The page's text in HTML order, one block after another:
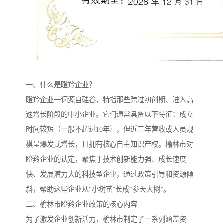
一、什么是瞪羚企业？
瞪羚企业一词源自硅谷，特指那些跨过初创期、进入高
速增长阶段的中小企业。它们通常具备以下特征：成立
时间较短（一般不超过10年），但近三年营收或人员规
模呈爆发式增长，且拥有核心自主知识产权。榆林市对
瞪羚企业的认定，聚焦于技术创新能力强、成长速度
快、发展潜力大的科技型企业，通过政策引导和资源倾
斜，帮助这些企业从“小树苗”长成“参天大树”。
二、榆林市瞪羚企业政策的核心内容
为了激发企业创新活力，榆林市制定了一系列涵盖资